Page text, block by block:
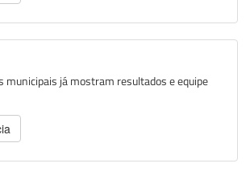
municipais já mostram resultados e equipe